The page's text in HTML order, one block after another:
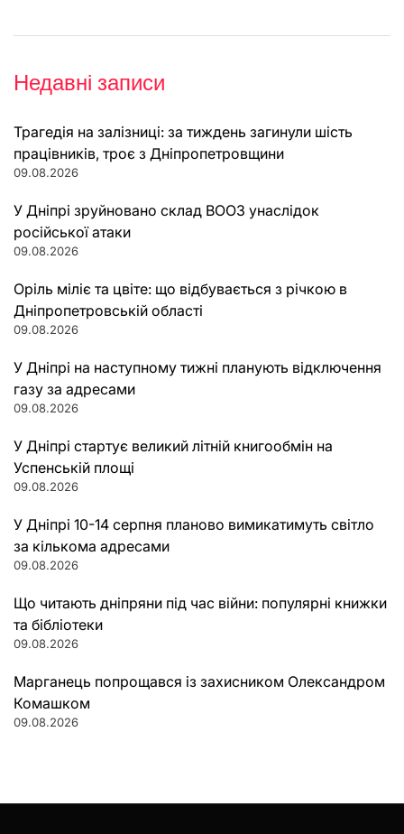
Недавні записи
Трагедія на залізниці: за тиждень загинули шість
працівників, троє з Дніпропетровщини
09.08.2026
У Дніпрі зруйновано склад ВООЗ унаслідок
російської атаки
09.08.2026
Оріль міліє та цвіте: що відбувається з річкою в
Дніпропетровській області
09.08.2026
У Дніпрі на наступному тижні планують відключення
газу за адресами
09.08.2026
У Дніпрі стартує великий літній книгообмін на
Успенській площі
09.08.2026
У Дніпрі 10-14 серпня планово вимикатимуть світло
за кількома адресами
09.08.2026
Що читають дніпряни під час війни: популярні книжки
та бібліотеки
09.08.2026
Марганець попрощався із захисником Олександром
Комашком
09.08.2026